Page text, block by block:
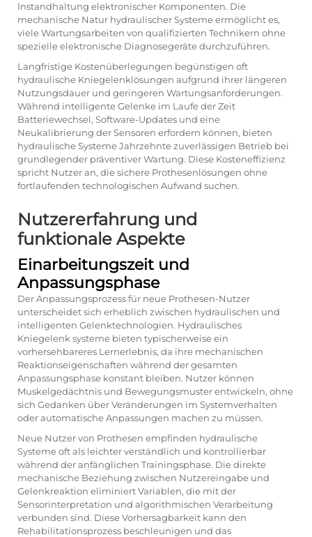
Instandhaltung elektronischer Komponenten. Die
mechanische Natur hydraulischer Systeme ermöglicht es,
viele Wartungsarbeiten von qualifizierten Technikern ohne
spezielle elektronische Diagnosegeräte durchzuführen.
Langfristige Kostenüberlegungen begünstigen oft
hydraulische Kniegelenklösungen aufgrund ihrer längeren
Nutzungsdauer und geringeren Wartungsanforderungen.
Während intelligente Gelenke im Laufe der Zeit
Batteriewechsel, Software-Updates und eine
Neukalibrierung der Sensoren erfordern können, bieten
hydraulische Systeme Jahrzehnte zuverlässigen Betrieb bei
grundlegender präventiver Wartung. Diese Kosteneffizienz
spricht Nutzer an, die sichere Prothesenlösungen ohne
fortlaufenden technologischen Aufwand suchen.
Nutzererfahrung und
funktionale Aspekte
Einarbeitungszeit und
Anpassungsphase
Der Anpassungsprozess für neue Prothesen-Nutzer
unterscheidet sich erheblich zwischen hydraulischen und
intelligenten Gelenktechnologien. Hydraulisches
Kniegelenk systeme bieten typischerweise ein
vorhersehbareres Lernerlebnis, da ihre mechanischen
Reaktionseigenschaften während der gesamten
Anpassungsphase konstant bleiben. Nutzer können
Muskelgedächtnis und Bewegungsmuster entwickeln, ohne
sich Gedanken über Veränderungen im Systemverhalten
oder automatische Anpassungen machen zu müssen.
Neue Nutzer von Prothesen empfinden hydraulische
Systeme oft als leichter verständlich und kontrollierbar
während der anfänglichen Trainingsphase. Die direkte
mechanische Beziehung zwischen Nutzereingabe und
Gelenkreaktion eliminiert Variablen, die mit der
Sensorinterpretation und algorithmischen Verarbeitung
verbunden sind. Diese Vorhersagbarkeit kann den
Rehabilitationsprozess beschleunigen und das